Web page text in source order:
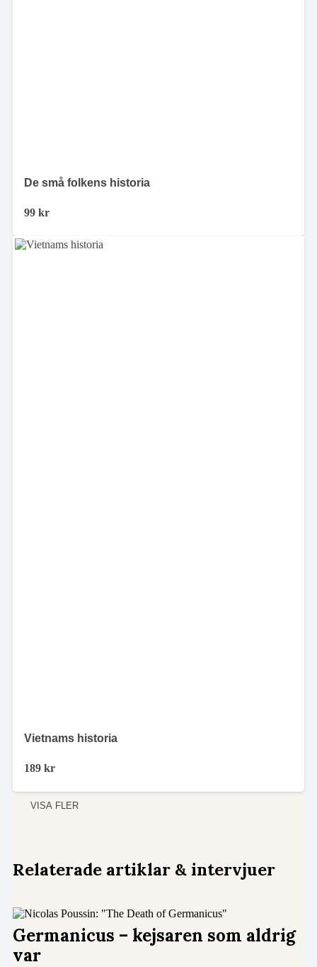
De små folkens historia
99 kr
Vietnams historia
189 kr
VISA FLER
Relaterade artiklar & intervjuer
Germanicus – kejsaren som aldrig
var